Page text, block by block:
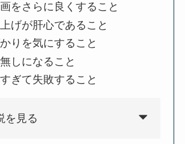
をさらに良くすること
げが肝心であること
りを気にすること
しになること
ぎて失敗すること
を見る